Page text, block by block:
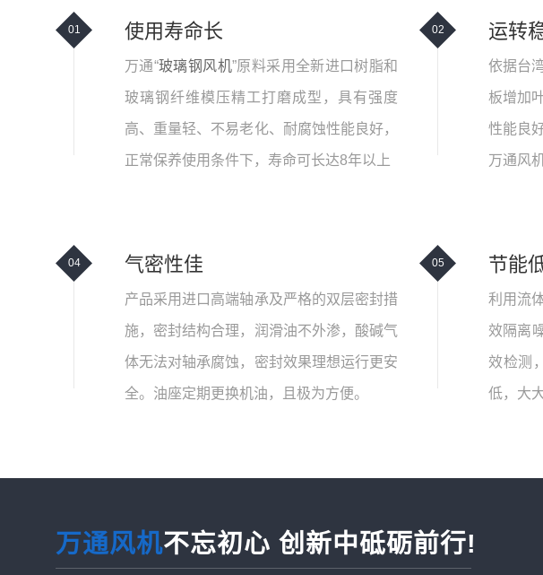
01 使用寿命长
万通“玻璃钢风机”原料采用全新进口树脂和
玻璃钢纤维模压精工打磨成型，具有强度
高、重量轻、不易老化、耐腐蚀性能良好，
正常保养使用条件下，寿命可长达8年以上
02 运转
依据台
板增加
性能良
万通风
04 气密性佳
产品采用进口高端轴承及严格的双层密封措
施，密封结构合理，润滑油不外渗，酸碱气
体无法对轴承腐蚀，密封效果理想运行更安
全。油座定期更换机油，且极为方便。
05 节能
利用流
效隔离
效检测
低，大
万通风机不忘初心 创新中砥砺前行!